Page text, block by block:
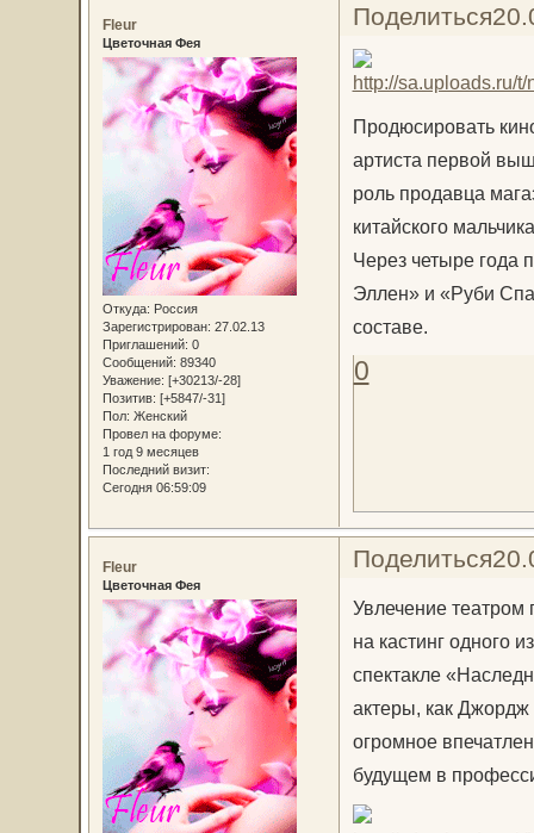
Поделиться
Fleur
Цветочная Фея
Откуда: Россия
Зарегистрирован: 27.02.13
Приглашений: 0
Сообщений: 89340
Уважение: [+30213/-28]
Позитив: [+5847/-31]
Пол: Женский
Провел на форуме:
1 год 9 месяцев
Последний визит:
Сегодня 06:59:09
Продюсировать
артиста первой
роль продавца
китайского
Через четыре года
Эллен» и «Руби
составе.
0
Поделиться
Fleur
Цветочная Фея
Увлечение театром
на кастинг одного
спектакле
актеры, как Джордж
огромное
будущем в